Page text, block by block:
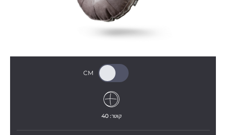
קוטר: 40